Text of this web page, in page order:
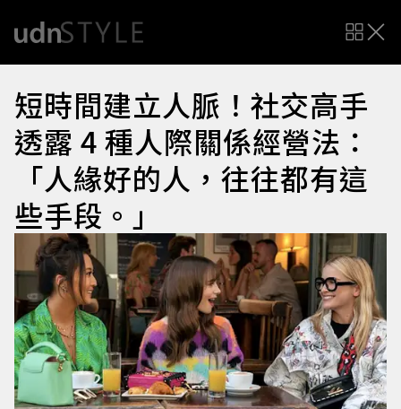
短時間建立人脈！社交高手
透露 4 種人際關係經營法：
「人緣好的人，往往都有這
些手段。」